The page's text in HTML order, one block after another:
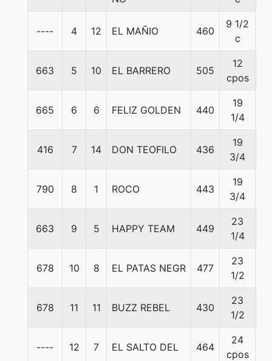
---- 4 12 EL MAÑIO 460
9 1/2
c
663 5 10 EL BARRERO 505
12
cpos
665 6 6 FELIZ GOLDEN 440
19
1/4
416 7 14 DON TEOFILO 436
19
3/4
790 8 1 ROCO 443
19
3/4
663 9 5 HAPPY TEAM 449
23
1/4
678 10 8 EL PATAS NEGR 477
23
1/2
678 11 11 BUZZ REBEL 430
23
1/2
---- 12 7 EL SALTO DEL 464
24
cpos